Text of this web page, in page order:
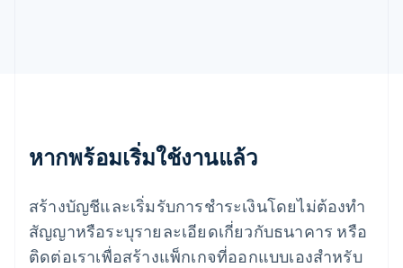
หากพร้อมเริ่มใช้งานแล้ว
สร้างบัญชีและเริ่มรับการชำระเงินโดยไม่ต้องทำ
สัญญาหรือระบุรายละเอียดเกี่ยวกับธนาคาร หรือ
ติดต่อเราเพื่อสร้างแพ็กเกจที่ออกแบบเองสำหรับ
English
ลักเซมเบิร์ก
ลัตเวีย
English
ลิกเตนสไตน์
DeutschEnglish